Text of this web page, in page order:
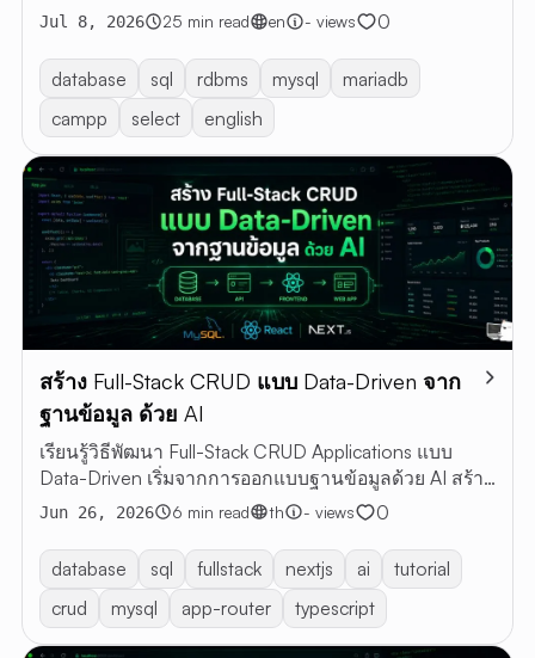
with examples
Jul 8, 2026 25 min read en - views 0
database sql rdbms mysql
mariadb
campp
select english
สร้าง Full-Stack CRUD แบบ Data-Driven จาก
ฐานข้อมูล ด้วย AI
เรียนรู้วิธีพัฒนา Full-Stack CRUD Applications แบบ
Data-Driven เริ่มจากการออกแบบฐานข้อมูลด้วย AI สร้าง
Web App ด้วย Next.js + MySQL
Jun 26, 2026 6 min read th - views 0
database sql fullstack nextjs ai
tutorial
crud
mysql app-router typescript